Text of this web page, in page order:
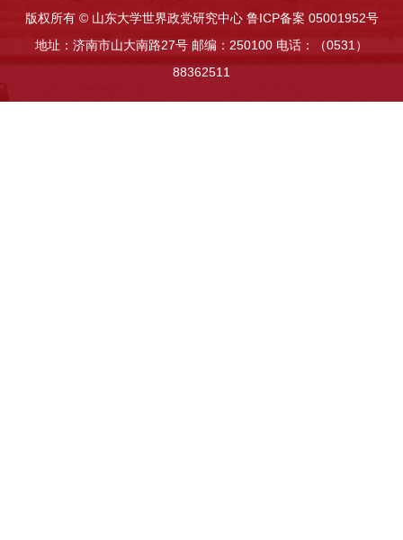
版权所有 © 山东大学世界政党研究中心 鲁ICP备案 05001952号
地址：济南市山大南路27号 邮编：250100 电话：（0531）
88362511